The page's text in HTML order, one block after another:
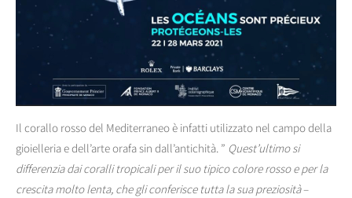
Il corallo rosso del Mediterraneo è infatti utilizzato nel campo della
gioielleria e dell’arte orafa sin dall’antichità. ” Quest’ultimo si
differenzia dai coralli tropicali per il suo tipico colore rosso e per la
crescita molto lenta, che gli conferisce tutta la sua preziosità–